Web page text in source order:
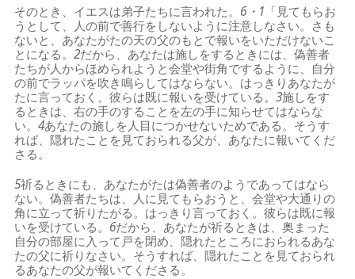
そのとき、イエスは弟子たちに言われた。 6・1 「見てもらお
うとして、人の前で善行をしないように注意しなさい。さも
ないと、あなたがたの天の父のもとで報いをいただけないこ
とになる。2だから、あなたは施しをするときには、偽善者
たちが人からほめられようと会堂や街角でするように、自分
の前でラッパを吹き鳴らしてはならない。はっきりあなたが
たに言っておく。彼らは既に報いを受けている。3施しをす
るときは、右の手のすることを左の手に知らせてはならな
い。4あなたの施しを人目につかせないためである。そうす
れば、隠れたことを見ておられる父が、あなたに報いてくだ
さる。
5祈るときにも、あなたがたは偽善者のようであってはなら
ない。偽善者たちは、人に見てもらおうと、会堂や大通りの
角に立って祈りたがる。はっきり言っておく。彼らは既に報
いを受けている。 6だから、あなたが祈るときは、奥まった
自分の部屋に入って戸を閉め、隠れたところにおられるあな
たの父に祈りなさい。そうすれば、隠れたことを見ておられ
るあなたの父が報いてくださる。